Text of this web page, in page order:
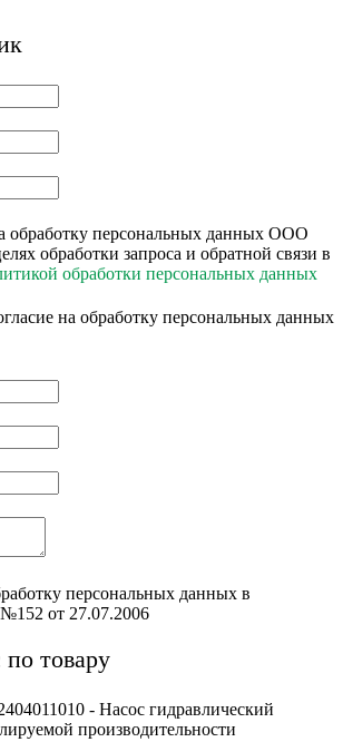
обработку персональных данных ООО
обработки запроса и обратной связи в
обработки персональных данных
на обработку персональных данных
персональных данных в
от 27.07.2006
по товару
- Насос гидравлический
производительности